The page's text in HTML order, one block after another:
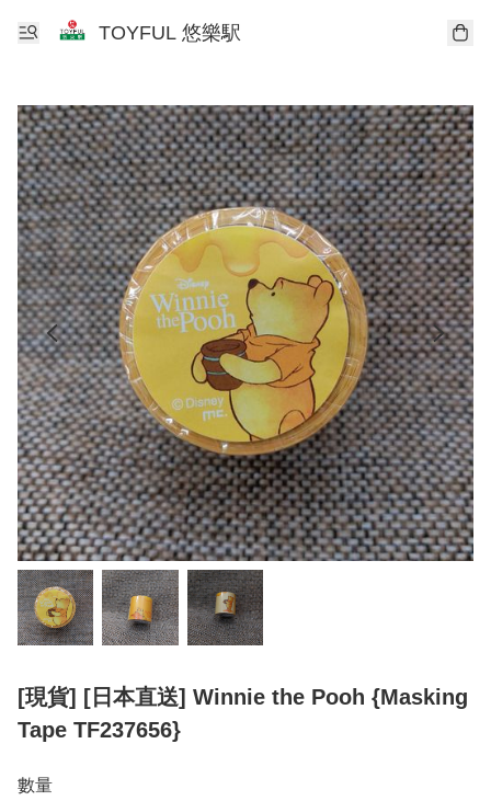
TOYFUL 悠樂駅
[現貨] [日本直送] Winnie the Pooh {Masking
Tape TF237656}
數量